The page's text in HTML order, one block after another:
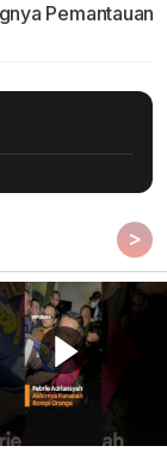
Pemantauan
>